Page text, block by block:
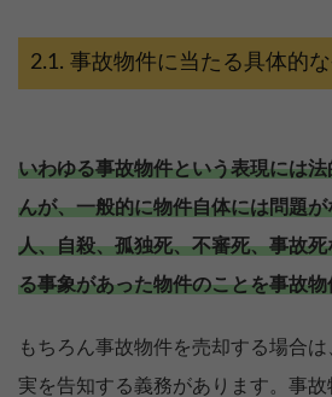
事故物件に当たる具体的
いわゆる事故物件という表現には
んが、一般的に物件自体には問題
人、自殺、孤独死、不審死、事故
る事象があった物件のことを事故
もちろん事故物件を売却する場合
実を告知する義務があります。事